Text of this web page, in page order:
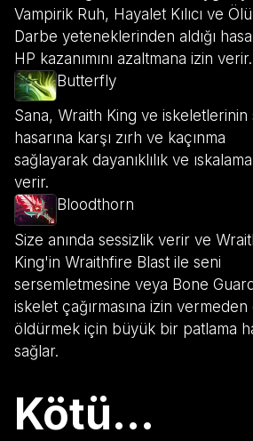
Vampirik Ruh, Hayalet Kılıcı ve
Darbe yeteneklerinden aldığı
HP kazanımını azaltmana izin verir.
Butterfly
Sana, Wraith King ve iskeletlerinin
hasarına karşı zırh ve kaçınma
sağlayarak dayanıklılık ve
verir.
Bloodthorn
Size anında sessizlik verir ve
King'in Wraithfire Blast ile seni
sersemletmesine veya Bone
iskelet çağırmasına izin vermeden
öldürmek için büyük bir patlama
sağlar.
Kötü...